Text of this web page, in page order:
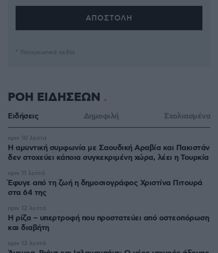
* Υποχρεωτικά πεδία
ΡΟΗ ΕΙΔΗΣΕΩΝ
Ειδήσεις Δημοφιλή Σχολιασμένα
Η αμυντική συμφωνία με Σαουδική Αραβία και Πακιστάν
δεν στοχεύει κάποια συγκεκριμένη χώρα, λέει η Τουρκία
πριν 10 λεπτά
Έφυγε από τη ζωή η δημοσιογράφος Χριστίνα Πιτουρά
στα 64 της
πριν 11 λεπτά
Η ρίζα – υπερτροφή που προστατεύει από οστεοπόρωση
και διαβήτη
πριν 12 λεπτά
πριν 13 λεπτά